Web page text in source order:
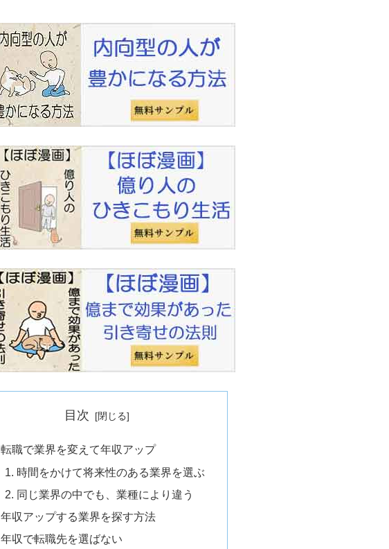
目次
転職で業界を変えて年収アップ
時間をかけて将来性のある業界を選ぶ
同じ業界の中でも、業種により違う
年収アップする業界を探す方法
年収で転職先を選ばない